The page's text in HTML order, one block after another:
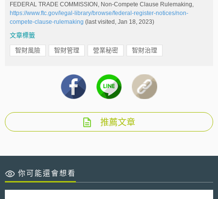
FEDERAL TRADE COMMISSION, Non-Compete Clause Rulemaking,
https://www.ftc.gov/legal-library/browse/federal-register-notices/non-
compete-clause-rulemaking (last visited, Jan 18, 2023)
文章標籤
智財風險 智財管理 營業秘密 智財治理
推薦文章
你可能還會想看